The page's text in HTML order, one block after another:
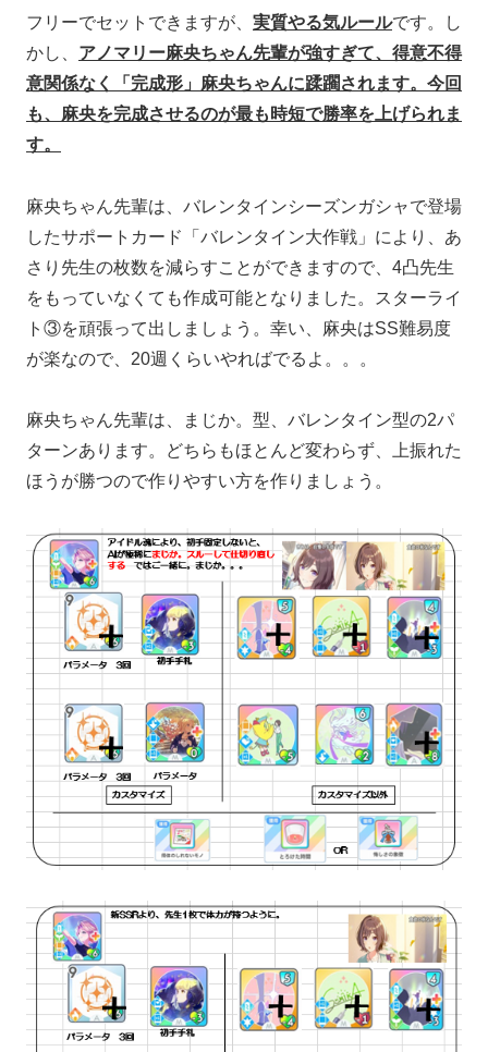
フリーでセットできますが、 実質やる気ルールです。し
かし、 アノマリー麻央ちゃん先輩が強すぎて、得意不得
意関係なく「完成形」麻央ちゃんに蹂躙されます。今回
も、麻央を完成させるのが最も時短で勝率を上げられま
す。
麻央ちゃん先輩は、バレンタインシーズンガシャで登場
したサポートカード「バレンタイン大作戦」により、あ
さり先生の枚数を減らすことができますので、4凸先生
をもっていなくても作成可能となりました。スターライ
ト③を頑張って出しましょう。幸い、麻央はSS難易度
が楽なので、20週くらいやればでるよ。。。
麻央ちゃん先輩は、まじか。型、バレンタイン型の2パ
ターンあります。どちらもほとんど変わらず、上振れた
ほうが勝つので作りやすい方を作りましょう。